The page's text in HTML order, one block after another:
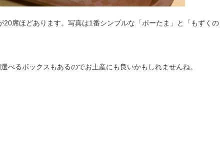
20席ほどあります。写真は1番シンプルな「ポーたま」と「もずくの
べるボックスもあるのでお土産にも良いかもしれませんね。